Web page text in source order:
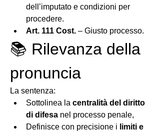
dell’imputato e condizioni per
procedere.
Art. 111 Cost. – Giusto processo.
📚 Rilevanza della
pronuncia
La sentenza:
Sottolinea la centralità del diritto
di difesa nel processo penale,
Definisce con precisione i limiti e